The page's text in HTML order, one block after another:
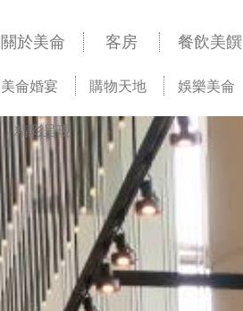
關於美侖 客房 餐飲美饌
美侖婚宴 購物天地 娛樂美侖
精彩呈現